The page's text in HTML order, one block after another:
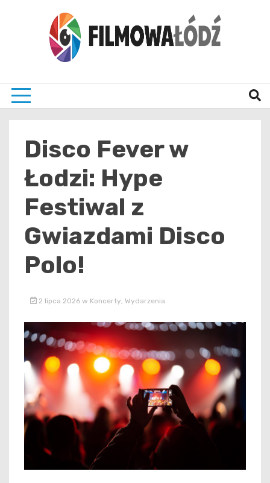
Disco Fever w
Łodzi: Hype
Festiwal z
Gwiazdami Disco
Polo!
2 lipca 2026 w Koncerty Wydarzenia